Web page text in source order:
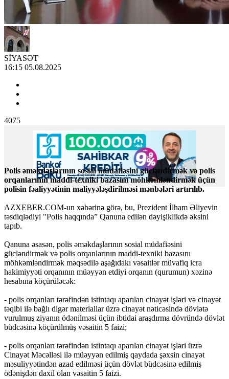
SİYASƏT
16:15 05.08.2025
4075
Polis əməkdaşlarının sosial müdafiəsini gücləndirmək və polis
orqanlarının maddi-texniki bazasını möhkəmləndirmək üçün
polisin fəaliyyətinin maliyyələşdirilməsi mənbələri artırılıb.
AZXEBER.COM-un xəbərinə görə, bu, Prezident İlham Əliyevin
təsdiqlədiyi "Polis haqqında” Qanuna edilən dəyişiklikdə əksini
tapıb.
Qanuna əsasən, polis əməkdaşlarının sosial müdafiəsini
gücləndirmək və polis orqanlarının maddi-texniki bazasını
möhkəmləndirmək məqsədilə aşağıdakı vəsaitlər müvafiq icra
hakimiyyəti orqanının müəyyən etdiyi orqanın (qurumun) xəzinə
hesabına köçürüləcək:
- polis orqanları tərəfindən istintaqı aparılan cinayət işləri və cinayət
təqibi ilə bağlı digər materiallar üzrə cinayət nəticəsində dövlətə
vurulmuş ziyanın ödənilməsi üçün ibtidai araşdırma dövründə dövlət
büdcəsinə köçürülmüş vəsaitin 5 faizi;
- polis orqanları tərəfindən istintaqı aparılan cinayət işləri üzrə
Cinayət Məcəlləsi ilə müəyyən edilmiş qaydada şəxsin cinayət
məsuliyyətindən azad edilməsi üçün dövlət büdcəsinə edilmiş
ödənişdən daxil olan vəsaitin 5 faizi.